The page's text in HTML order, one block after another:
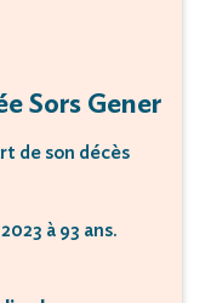
Sors Gener
de son décès
à 93 ans.